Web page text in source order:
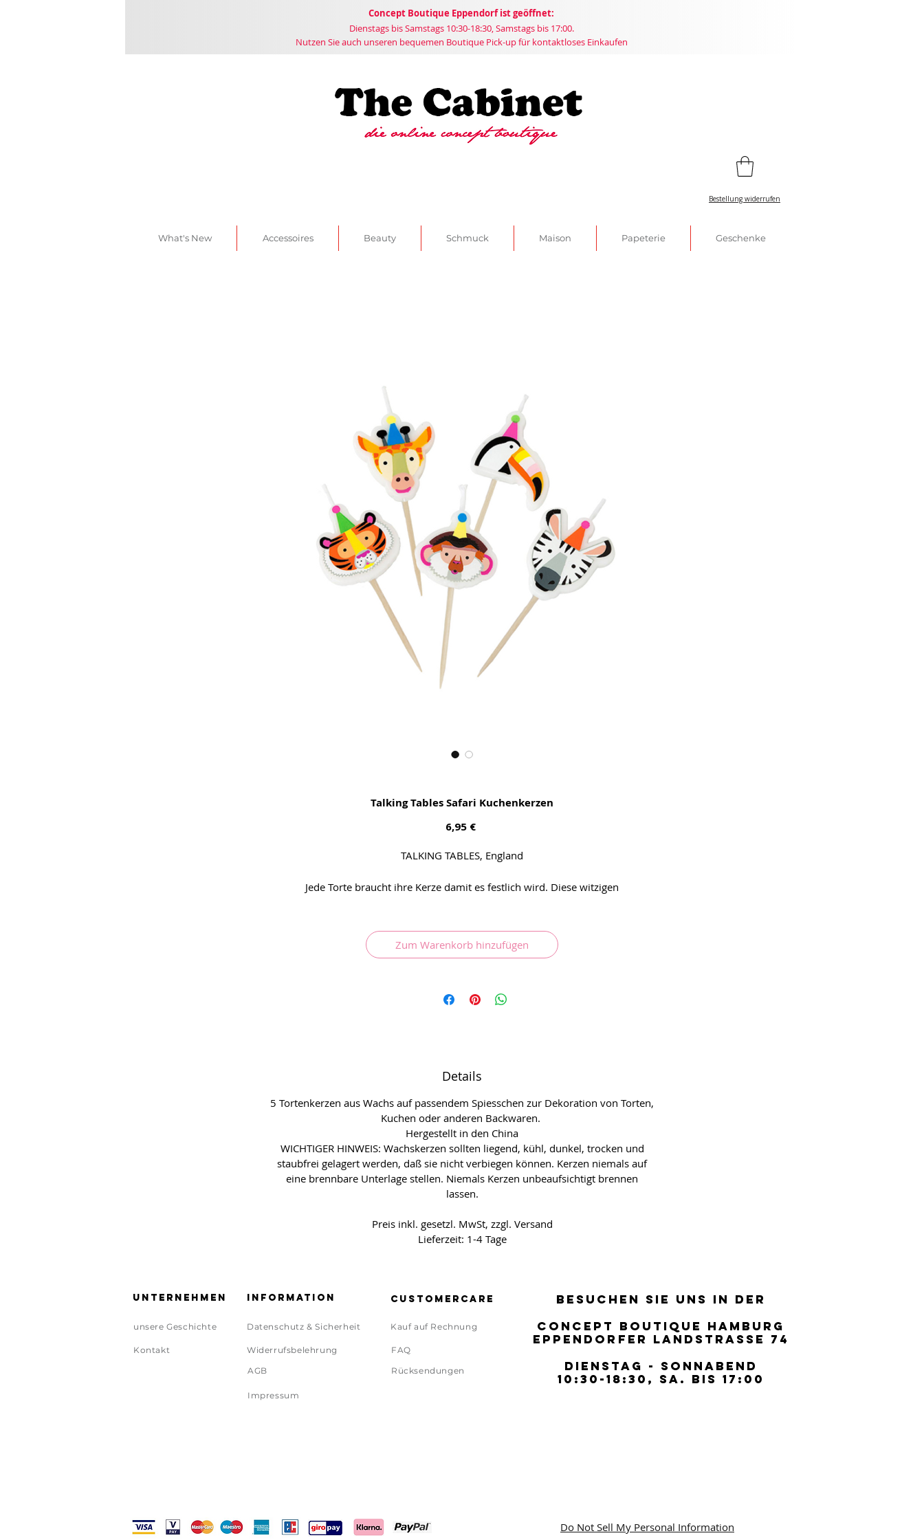
Concept Boutique Eppendorf ist geöffnet:
Dienstags bis Samstags 10:30-18:30, Samstags bis 17:00.
Nutzen Sie auch unseren bequemen Boutique Pick-up für kontaktloses Einkaufen
Bestellung widerrufen
What's New Accessoires Beauty Schmuck Maison Papeterie Geschenke
Talking Tables Safari Kuchenkerzen
6,95 €Preis
TALKING TABLES, England
Jede Torte braucht ihre Kerze damit es festlich wird. Diese witzigen
Zum Warenkorb hinzufügen
Details
5 Tortenkerzen aus Wachs auf passendem Spiesschen zur Dekoration von Torten,
Kuchen oder anderen Backwaren.
Hergestellt in den China
WICHTIGER HINWEIS: Wachskerzen sollten liegend, kühl, dunkel, trocken und
staubfrei gelagert werden, daß sie nicht verbiegen können. Kerzen niemals auf
eine brennbare Unterlage stellen. Niemals Kerzen unbeaufsichtigt brennen
lassen.
Preis inkl. gesetzl. MwSt, zzgl. Versand
Lieferzeit: 1-4 Tage
Unternehmen
unsere Geschichte
Kontakt
Information
Datenschutz & Sicherheit
Widerrufsbelehrung
AGB
Customercare
Kauf auf Rechnung
FAQ
Rücksendungen
BESUCHEN SIE UNS IN DER
CONCEPT BOUTIQUE HAMBURG
EPPENDORFER LANDSTRASSE 74
DIENSTAG - SONNABEND
10:30-18:30, SA. BIS 17:00
BESUCHEN SIE UNS IN DER
CONCEPT BOUTIQUE HAMBURG
EPPENDORFER LANDSTRASSE 74
DIENSTAG - SONNABEND
10:30-18:30, SA. BIS 17:00
Impressum
Do Not Sell My Personal Information